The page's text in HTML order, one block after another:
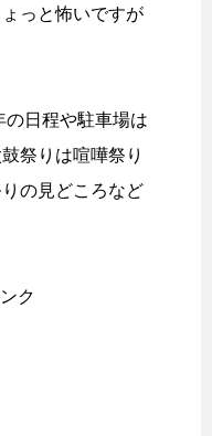
っと怖いですが
日程や駐車場は
祭りは喧嘩祭り
の見どころなど
ク